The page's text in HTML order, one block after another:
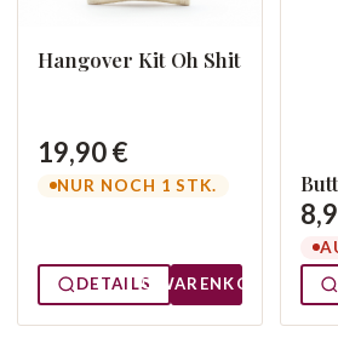
Hangover Kit Oh Shit
19,90 €
NUR NOCH 1 STK.
DETAILS WARENKORB